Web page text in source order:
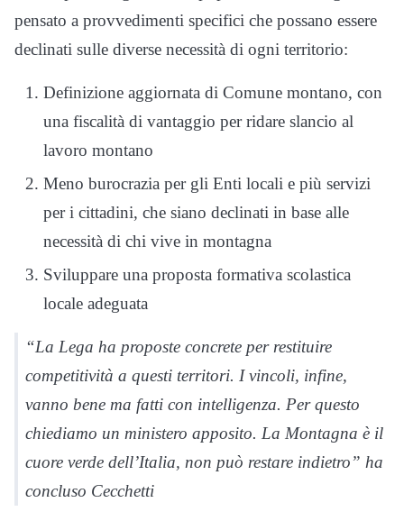
pensato a provvedimenti specifici che possano essere
declinati sulle diverse necessità di ogni territorio:
Definizione aggiornata di Comune montano, con
una fiscalità di vantaggio per ridare slancio al
lavoro montano
Meno burocrazia per gli Enti locali e più servizi
per i cittadini, che siano declinati in base alle
necessità di chi vive in montagna
Sviluppare una proposta formativa scolastica
locale adeguata
“La Lega ha proposte concrete per restituire
competitività a questi territori. I vincoli, infine,
vanno bene ma fatti con intelligenza. Per questo
chiediamo un ministero apposito. La Montagna è il
cuore verde dell’Italia, non può restare indietro” ha
concluso Cecchetti